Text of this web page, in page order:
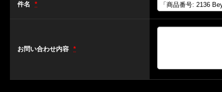
件名 *
お問い合わせ内容 *